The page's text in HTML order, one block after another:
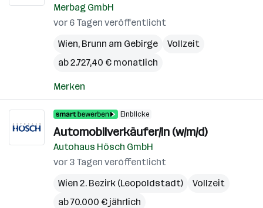
Merbag GmbH
vor 6 Tagen veröffentlicht
Wien, Brunn am Gebirge
Vollzeit
ab 2.727,40 € monatlich
Merken
Einblicke
Automobilverkäufer/in (w/m/d)
Autohaus Hösch GmbH
vor 3 Tagen veröffentlicht
Wien 2. Bezirk (Leopoldstadt)
Vollzeit
ab 70.000 € jährlich